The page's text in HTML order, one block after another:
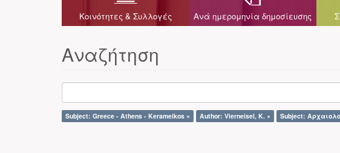
Κοινότητες & Συλλογές Ανά ημερομηνία δημοσίευσης
Αναζήτηση
Subject: Greece - Athens - Kerameikos × Author: Vierneisel, K. × Subject: